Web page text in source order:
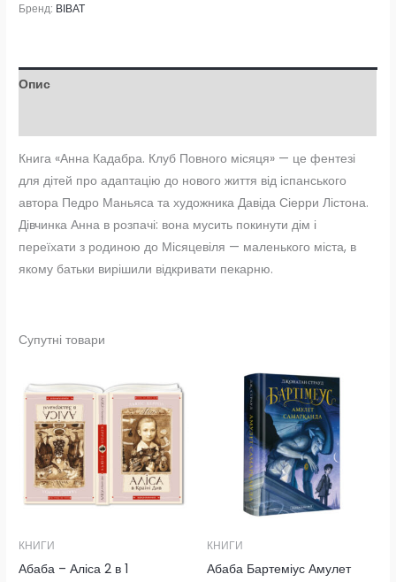
Бренд: ВІВАТ
Опис
Книга «Анна Кадабра. Клуб Повного місяця» — це фентезі
для дітей про адаптацію до нового життя від іспанського
автора Педро Маньяса та художника Давіда Сіерри Лістона.
Дівчинка Анна в розпачі: вона мусить покинути дім і
переїхати з родиною до Місяцевіля — маленького міста, в
якому батьки вирішили відкривати пекарню.
Супутні товари
КНИГИ
Абаба – Аліса 2 в 1
КНИГИ
Абаба Бартеміус Амулет